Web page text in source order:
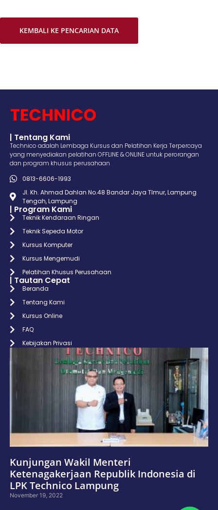
KEMBALI KE PENCARIAN DATA
| Tentang Kami
Technico adalah Lembaga Kursus dan Pelatihan Kerja Terpercaya
yang menyediakan pelatihan OFFLINE & ONLINE untuk perorangan
dan program khusus perusahaan
0813-6606-1993
Jl. Kh. Ahmad Dahlan No.48 Bandar Jaya TImur, Lampung
Tengah, Lampung
| Program Kami
Teknik Kendaraan Ringan
Teknik Sepeda Motor
Kursus Komputer
Kursus Mengemudi
Pelatihan Khusus Perusahaan
| Tautan Cepat
Beranda
Tentang Kami
Kursus Online
FAQ
Kebijakan Privasi
Kunjungan Wakil Menteri
Ketenagakerjaan Republik Indonesia di
LPK Technico Lampung
November 19, 2022